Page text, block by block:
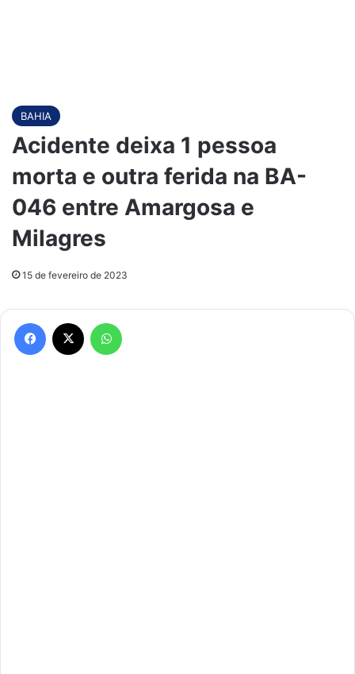
BAHIA
Acidente deixa 1 pessoa
morta e outra ferida na BA-
046 entre Amargosa e
Milagres
15 de fevereiro de 2023
Facebook